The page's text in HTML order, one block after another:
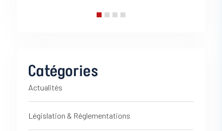
Catégories
Actualités
Législation & Réglementations